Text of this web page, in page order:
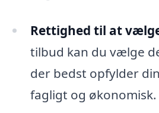
Rettighed til at
tilbud kan du vælge
der bedst opfylder
fagligt og økonomisk.